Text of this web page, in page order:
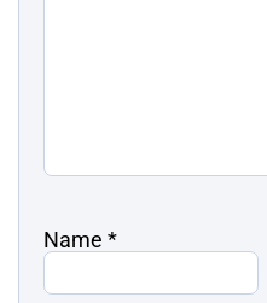
Name *